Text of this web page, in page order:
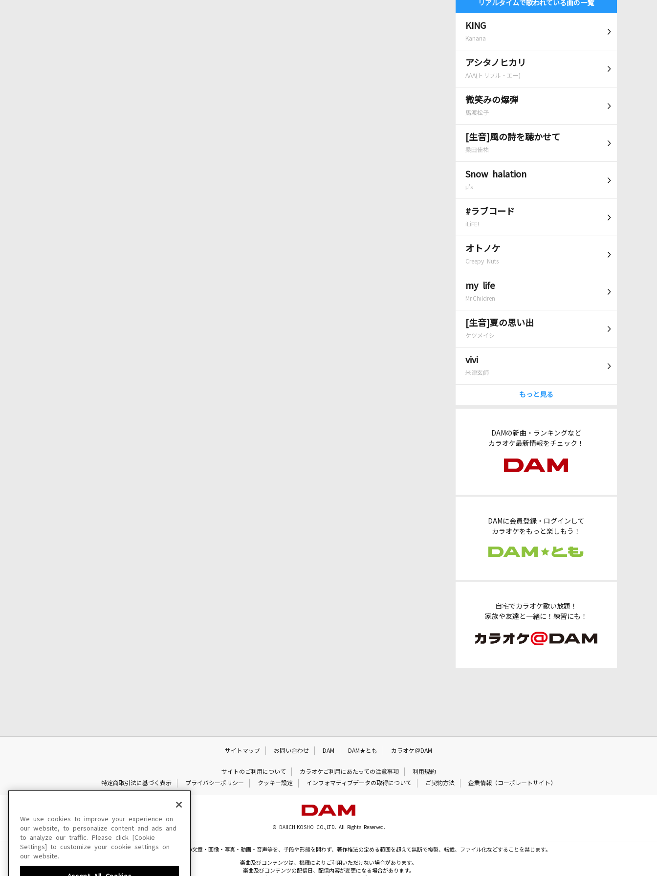
リアルタイムで歌われている曲の一覧
KING
Kanaria
アシタノヒカリ
AAA(トリプル・エー)
微笑みの爆弾
馬渡松子
[生音]風の詩を聴かせて
桑田佳祐
Snow halation
μ's
#ラブコード
iLiFE!
オトノケ
Creepy Nuts
my life
Mr.Children
[生音]夏の思い出
ケツメイシ
vivi
米津玄師
もっと見る
DAMの新曲・ランキングなど
カラオケ最新情報をチェック！
DAMに会員登録・ログインして
カラオケをもっと楽しもう！
自宅でカラオケ歌い放題！
家族や友達と一緒に！練習にも！
サイトマップ お問い合わせ DAM DAM★とも カラオケ＠DAM
サイトのご利用について カラオケご利用にあたっての注意事項
利用規約
特定商取引法に基づく表示
プライバシーポリシー クッキー設定 インフォマティブデータの取得について ご契約方法 企業情報（コーポレートサイト）
© DAIICHIKOSHO CO.,LTD. All Rights Reserved.
このサイトに掲載されている一切の文章・画像・写真・動画・音声等を、手段や形態を問わず、著作権法の定める範囲を超えて無断で複製、転載、ファイル化などすることを禁じます。
楽曲及びコンテンツは、機種によりご利用いただけない場合があります。
楽曲及びコンテンツの配信日、配信内容が変更になる場合があります。
We use cookies to improve your experience on
our website, to personalize content and ads and
to analyze our traffic. Please click [Cookie
Settings] to customize your cookie settings on
our website.